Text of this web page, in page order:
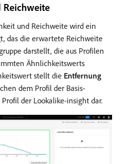
und Reichweite wird ein
das die erwartete Reichweite
darstellt, die aus Profilen
Ähnlichkeitswerts
stellt die Entfernung
dem Profil der Basis-
der Lookalike-insight dar.